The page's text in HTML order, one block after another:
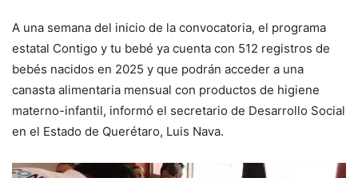
A una semana del inicio de la convocatoria, el programa
estatal Contigo y tu bebé ya cuenta con 512 registros de
bebés nacidos en 2025 y que podrán acceder a una
canasta alimentaria mensual con productos de higiene
materno-infantil, informó el secretario de Desarrollo Social
en el Estado de Querétaro, Luis Nava.